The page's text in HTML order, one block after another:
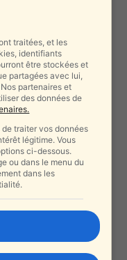
traitées, et les
identifiants
être stockées et
partagées avec lui,
partenaires et
des données de
traiter vos données
légitime. Vous
ci-dessous.
ou dans le menu du
dans les